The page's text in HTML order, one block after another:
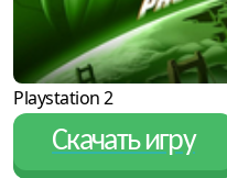
Playstation 2
Скачать игру